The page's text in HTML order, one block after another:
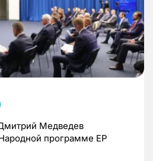
Медведев
программе ЕР